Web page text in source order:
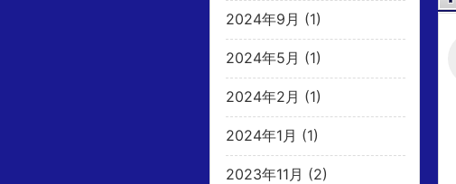
2024年9月 (1)
2024年5月 (1)
2024年2月 (1)
2024年1月 (1)
2023年11月 (2)